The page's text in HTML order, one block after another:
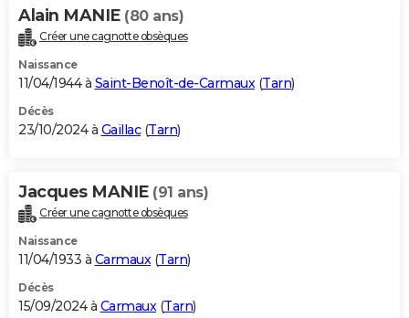
Bricolage
Lifestyle
Culture
Sport
Auto
Television
Voyage
Cinema
Alain MANIE (80 ans)
Créer une cagnotte obsèques
Naissance
11/04/1944 à Saint-Benoît-de-Carmaux(Tarn)
Décès
23/10/2024 à Gaillac(Tarn)
Jacques MANIE (91 ans)
Créer une cagnotte obsèques
Naissance
11/04/1933 à Carmaux (Tarn)
Décès
15/09/2024 à Carmaux (Tarn)